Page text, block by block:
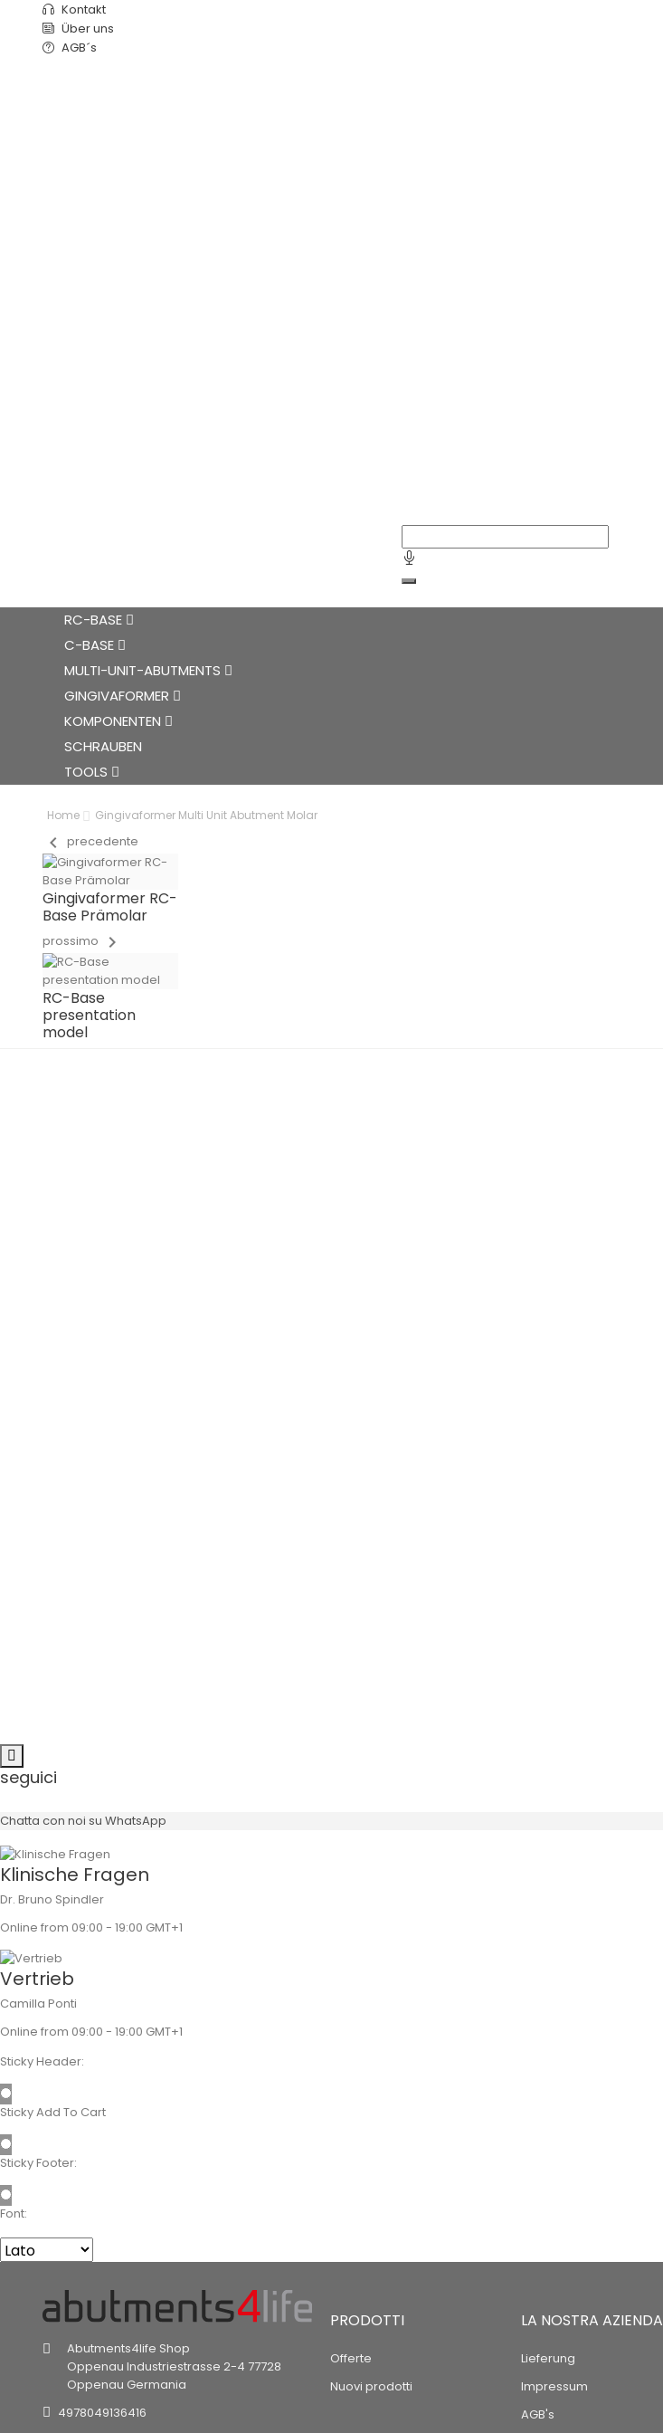
Kontakt
Über uns
AGB´s
RC-BASE
C-BASE
MULTI-UNIT-ABUTMENTS
GINGIVAFORMER
KOMPONENTEN
SCHRAUBEN
TOOLS
Home Gingivaformer Multi Unit Abutment Molar
chevron_left precedente
Gingivaformer RC-
Base Prämolar
prossimo chevron_right
RC-Base
presentation
model
seguici
Chatta con noi su WhatsApp
Klinische Fragen
Dr. Bruno Spindler
Online from 09:00 - 19:00 GMT+1
Vertrieb
Camilla Ponti
Online from 09:00 - 19:00 GMT+1
Sticky Header:
Sticky Add To Cart
Sticky Footer:
Font:
Abutments4life Shop
Oppenau Industriestrasse 2-4 77728
Oppenau Germania
4978049136416
PRODOTTI
Offerte
Nuovi prodotti
LA NOSTRA AZIENDA
Lieferung
Impressum
AGB's